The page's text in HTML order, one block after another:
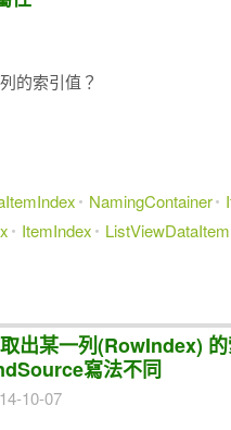
的索引值？
NamingContainer
ItemIndex ListViewDataItem
出某一列(RowIndex)
寫法不同
10-07